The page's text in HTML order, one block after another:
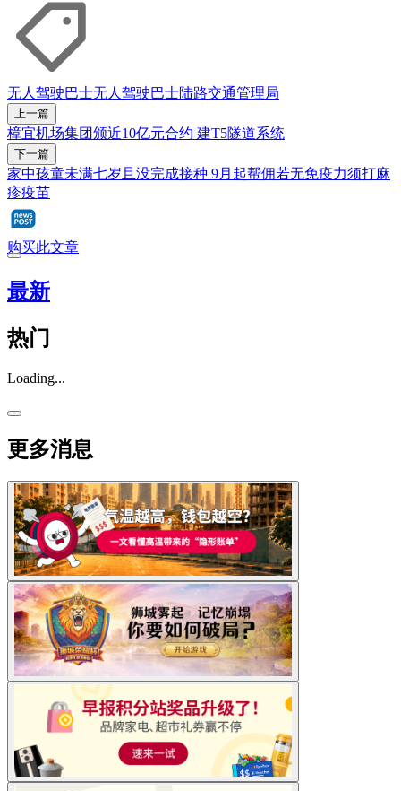
无人驾驶巴士无人驾驶巴士陆路交通管理局
上一篇
樟宜机场集团颁近10亿元合约 建T5隧道系统
下一篇
家中孩童未满七岁且没完成接种 9月起帮佣若无免疫力须打麻
疹疫苗
购买此文章
最新
热门
Loading...
更多消息